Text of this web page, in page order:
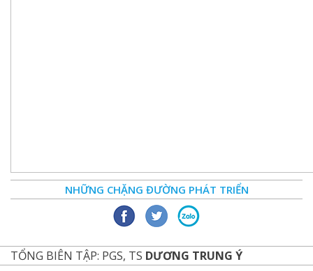
NHỮNG CHẶNG ĐƯỜNG PHÁT TRIỂN
TỔNG BIÊN TẬP: PGS, TS DƯƠNG TRUNG Ý